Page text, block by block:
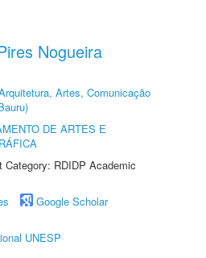
Nogueira
Artes, Comunicação
DE ARTES E
RDIDP Academic
Google Scholar
UNESP